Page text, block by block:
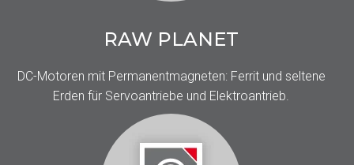
RAW PLANET
DC-Motoren mit Permanentmagneten: Ferrit und seltene
Erden für Servoantriebe und Elektroantrieb.